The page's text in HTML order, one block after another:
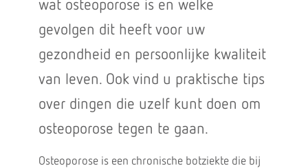
wat osteoporose is en welke
gevolgen dit heeft voor uw
gezondheid en persoonlijke kwaliteit
van leven. Ook vind u praktische tips
over dingen die uzelf kunt doen om
osteoporose tegen te gaan.
Osteoporose is een chronische botziekte die bij